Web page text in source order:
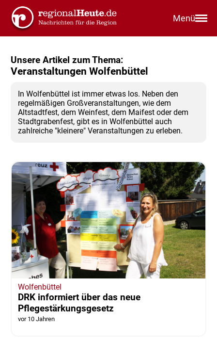
Menü
Unsere Artikel zum Thema:
Veranstaltungen Wolfenbüttel
In Wolfenbüttel ist immer etwas los. Neben den
regelmäßigen Großveranstaltungen, wie dem
Altstadtfest, dem Weinfest, dem Maifest oder dem
Stadtgrabenfest, gibt es in Wolfenbüttel auch
zahlreiche "kleinere" Veranstaltungen zu erleben.
Wolfenbüttel
DRK informiert über das neue
Pflegestärkungsgesetz
vor 10 Jahren